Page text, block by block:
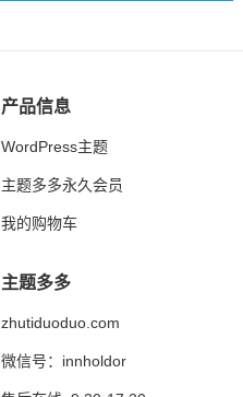
产品信息
WordPress主题
主题多多永久会员
我的购物车
主题多多
zhutiduoduo.com
微信号：innholdor